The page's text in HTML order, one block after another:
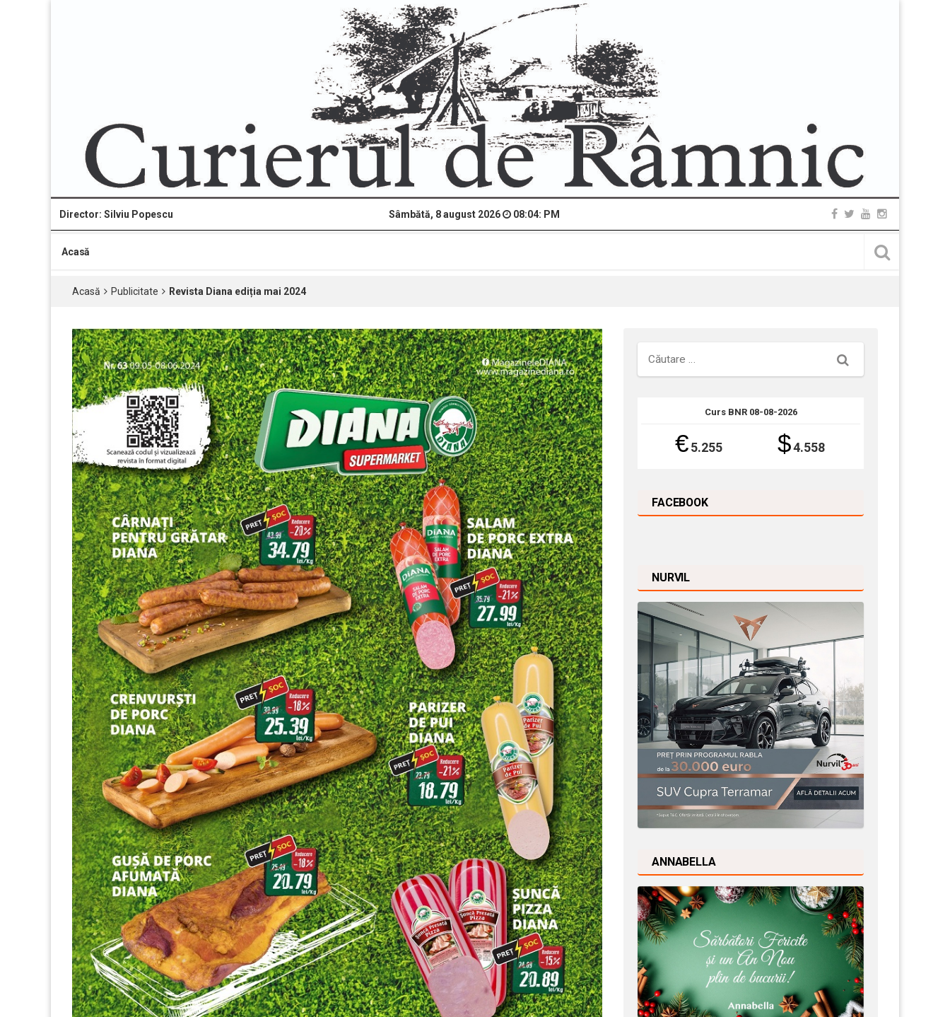
Director: Silviu Popescu Sâmbătă, 8 august 2026 08:04: PM
Acasă
Acasă Publicitate Revista Diana ediția mai 2024
Căutare
Curs BNR 08-08-2026
€ 5.255 $4.558
FACEBOOK
NURVIL
ANNABELLA